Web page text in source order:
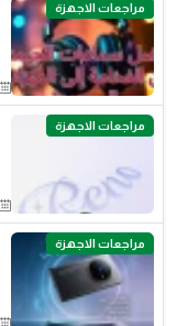
مراجعات الاجهزة
مراجعات الاجهزة
مراجعات الاجهزة